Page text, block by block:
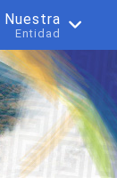
Nuestra
Entidad